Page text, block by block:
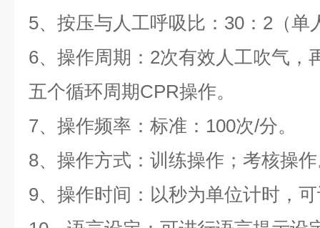
5、按压与人工呼吸比：30：2（
6、操作周期：2次有效人工吹气，
五个循环周期CPR操作。
7、操作频率：标准：100次/分。
8、操作方式：训练操作；考核操
9、操作时间：以秒为单位计时，